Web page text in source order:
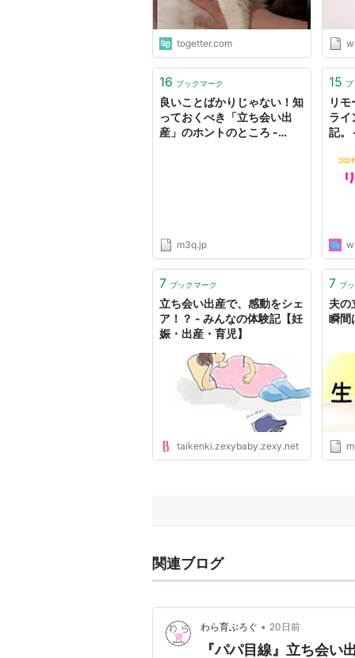
togetter.com
16 ブックマーク
良いことばかりじゃない！知
っておくべき「立ち会い出
産」のホントのところ -
m3q.jp
15
リ
ライ
記。
き
7 ブックマーク
立ち会い出産で、感動をシェ
ア！？ - みんなの体験記【妊
娠・出産・育児】
taikenki.zexybaby.zexy.net
7 ブ
夫の
瞬間
関連ブログ
わら育ぶろぐ • 20日前
『パパ目線』立ち会い